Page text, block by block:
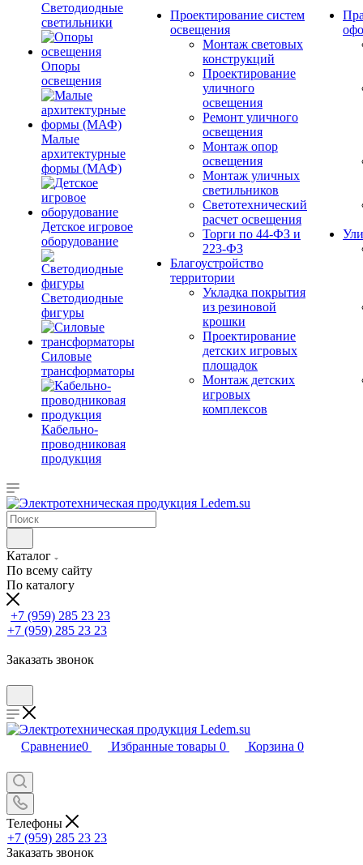
Светодиодные
светильники
Опоры
освещения
Малые
архитектурные
формы (МАФ)
Детское игровое
оборудование
Светодиодные
фигуры
Силовые
трансформаторы
Кабельно-
проводниковая
продукция
Проектирование систем
освещения
Монтаж световых
конструкций
Проектирование
уличного
освещения
Ремонт уличного
освещения
Монтаж опор
освещения
Монтаж уличных
светильников
Светотехнический
расчет освещения
Торги по 44-ФЗ и
223-ФЗ
Благоустройство
территории
Укладка покрытия
из резиновой
крошки
Проектирование
детских игровых
площадок
Монтаж детских
игровых
комплексов
Каталог
По всему сайту
По каталогу
+7 (959) 285 23 23
+7 (959) 285 23 23
Заказать звонок
Сравнение0 Избранные товары 0 Корзина 0
Телефоны
+7 (959) 285 23 23
Заказать звонок